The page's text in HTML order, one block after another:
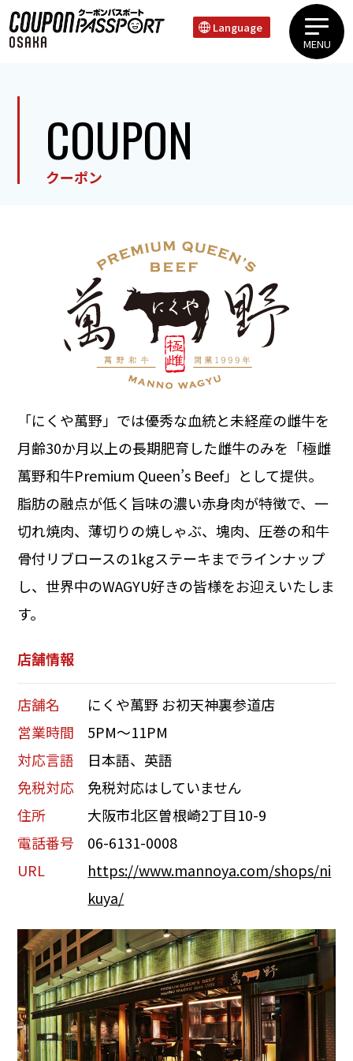
Language
MENU
COUPON
クーポン
「にくや萬野」では優秀な血統と未経産の雌牛を
月齢30か月以上の長期肥育した雌牛のみを「極雌
萬野和牛Premium Queen’s Beef」として提供。
脂肪の融点が低く旨味の濃い赤身肉が特徴で、一
切れ焼肉、薄切りの焼しゃぶ、塊肉、圧巻の和牛
骨付リブロースの1kgステーキまでラインナップ
し、世界中のWAGYU好きの皆様をお迎えいたしま
す。
店舗情報
店舗名
にくや萬野 お初天神裏参道店
営業時間
5PM～11PM
対応言語
日本語、英語
免税対応
免税対応はしていません
住所
大阪市北区曽根崎2丁目10-9
電話番号
06-6131-0008
URL
https://www.mannoya.com/shops/ni
kuya/